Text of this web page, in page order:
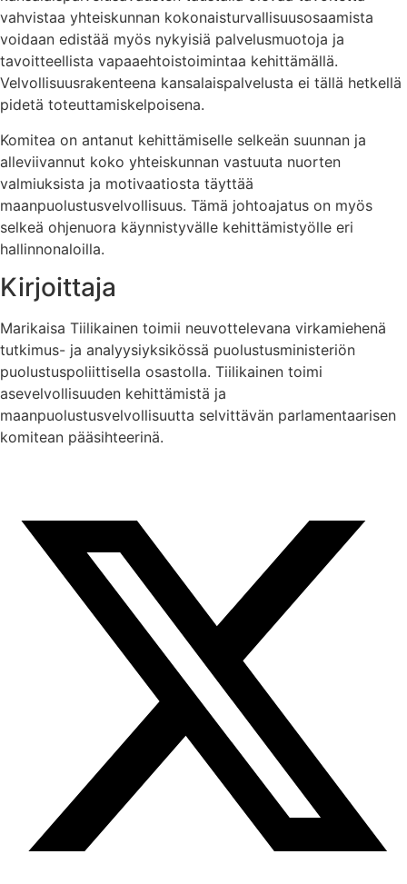
vahvistaa yhteiskunnan kokonaisturvallisuusosaamista
voidaan edistää myös nykyisiä palvelusmuotoja ja
tavoitteellista vapaaehtoistoimintaa kehittämällä.
Velvollisuusrakenteena kansalaispalvelusta ei tällä hetkellä
pidetä toteuttamiskelpoisena.
Komitea on antanut kehittämiselle selkeän suunnan ja
alleviivannut koko yhteiskunnan vastuuta nuorten
valmiuksista ja motivaatiosta täyttää
maanpuolustusvelvollisuus. Tämä johtoajatus on myös
selkeä ohjenuora käynnistyvälle kehittämistyölle eri
hallinnonaloilla.
Kirjoittaja
Marikaisa Tiilikainen toimii neuvottelevana virkamiehenä
tutkimus- ja analyysiyksikössä puolustusministeriön
puolustuspoliittisella osastolla. Tiilikainen toimi
asevelvollisuuden kehittämistä ja
maanpuolustusvelvollisuutta selvittävän parlamentaarisen
komitean pääsihteerinä.